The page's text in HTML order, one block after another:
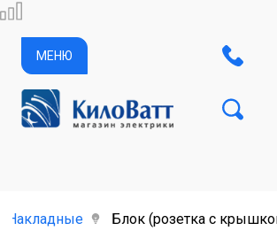
МЕНЮ
Накладные Блок (розетка с